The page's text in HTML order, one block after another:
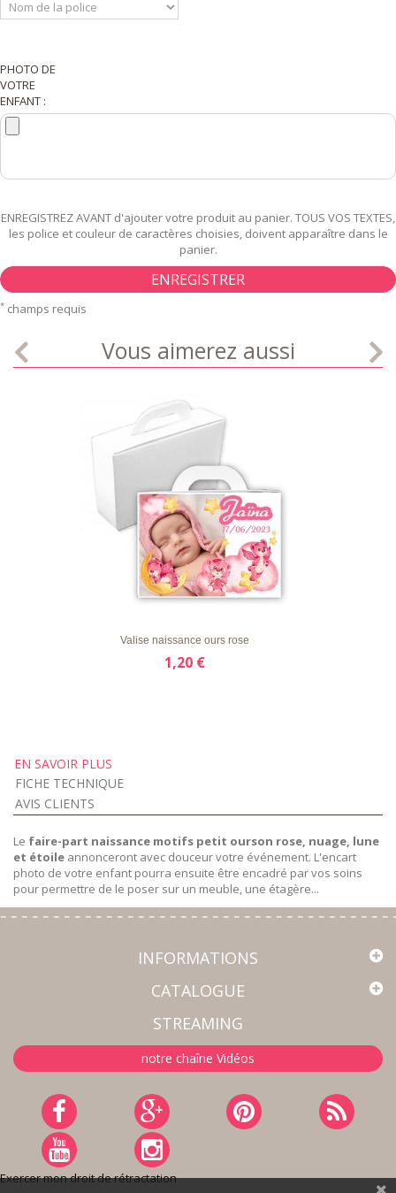
PHOTO DE
VOTRE
ENFANT :
ENREGISTREZ AVANT d'ajouter votre produit au panier. TOUS VOS TEXTES,
les police et couleur de caractères choisies, doivent apparaître dans le
panier.
ENREGISTRER
* champs requis
Vous aimerez aussi
APERÇU RAPIDE DÉTAILS
Valise naissance ours rose
1,20 €
EN SAVOIR PLUS
FICHE TECHNIQUE
AVIS CLIENTS
Le faire-part naissance motifs petit ourson rose, nuage, lune
et étoile annonceront avec douceur votre événement. L'encart
photo de votre enfant pourra ensuite être encadré par vos soins
pour permettre de le poser sur un meuble, une étagère...
INFORMATIONS
CATALOGUE
STREAMING
notre chaîne Vidéos
Exercer mon droit de rétractation